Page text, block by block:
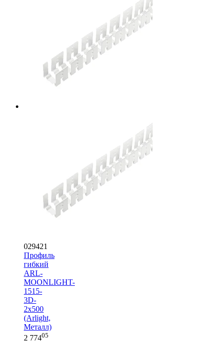
029421
Профиль
гибкий
ARL-
MOONLIGHT-
1515-
3D-
2x500
(Arlight,
Металл)
2 77405